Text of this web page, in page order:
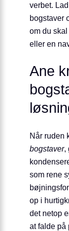
verbet.
bogstaver
om du
eller en
Ane
Når ruden
bogstaver,
som rene
op i
det netop
at falde på